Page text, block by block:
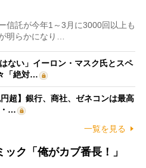
信託が今年1～3月に3000回以上も
明らかになり…
ない」イーロン・マスク氏とスペ
「絶対…
超】銀行、商社、ゼネコンは最高
・…
一覧を見る
ク「俺がカブ番長！」